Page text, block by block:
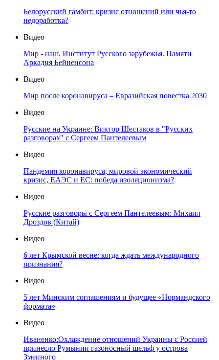
Белорусский гамбит: кризис отношений или чья-то
недоработка?
Видео
Мир - наш. Институт Русского зарубежья. Памяти
Аркадия Бейненсона
Видео
Мир после коронавируса – Евразийская повестка 2030
Видео
Русские на Украине: Виктор Шестаков в "Русских
разговорах" с Сергеем Пантелеевым
Видео
Пандемия коронавируса, мировой экономический
кризис, ЕАЭС и ЕС: победа изоляционизма?
Видео
Русские разговоры с Сергеем Пантелеевым: Михаил
Дроздов (Китай)
Видео
6 лет Крымской весне: когда ждать международного
признания?
Видео
5 лет Минским соглашениям и будущее «Нормандского
формата»
Видео
Иваненко:Охлаждение отношений Украины с Россией
принесло Румынии газоносный шельф у острова
Змеиного